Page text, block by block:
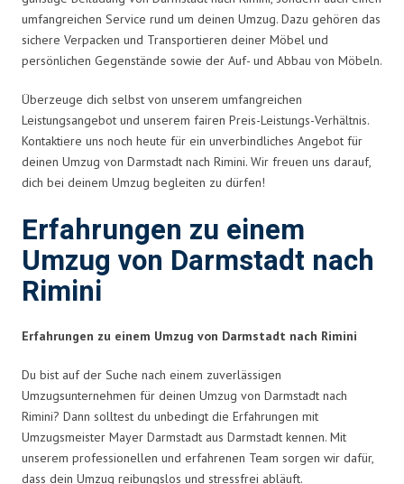
umfangreichen Service rund um deinen Umzug. Dazu gehören das
sichere Verpacken und Transportieren deiner Möbel und
persönlichen Gegenstände sowie der Auf- und Abbau von Möbeln.
Überzeuge dich selbst von unserem umfangreichen
Leistungsangebot und unserem fairen Preis-Leistungs-Verhältnis.
Kontaktiere uns noch heute für ein unverbindliches Angebot für
deinen Umzug von Darmstadt nach Rimini. Wir freuen uns darauf,
dich bei deinem Umzug begleiten zu dürfen!
Erfahrungen zu einem
Umzug von Darmstadt nach
Rimini
Erfahrungen zu einem Umzug von Darmstadt nach Rimini
Du bist auf der Suche nach einem zuverlässigen
Umzugsunternehmen für deinen Umzug von Darmstadt nach
Rimini? Dann solltest du unbedingt die Erfahrungen mit
Umzugsmeister Mayer Darmstadt aus Darmstadt kennen. Mit
unserem professionellen und erfahrenen Team sorgen wir dafür,
dass dein Umzug reibungslos und stressfrei abläuft.